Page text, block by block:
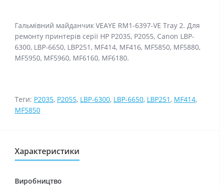
Гальмівний майданчик VEAYE RM1-6397-VE Tray 2. Для
ремонту принтерів серії HP P2035, P2055, Canon LBP-
6300, LBP-6650, LBP251, MF414, MF416, MF5850, MF5880,
MF5950, MF5960, MF6160, MF6180.
Теги: P2035, P2055, LBP-6300, LBP-6650, LBP251, MF414,
MF5850
Характеристики
Виробництво